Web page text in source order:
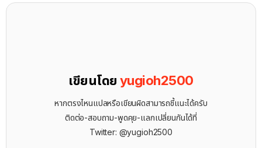
เขียนโดยyugioh2500
หากตรงไหนแปลหรือเขียนผิดสามารถชี้แนะได้ครับ
ติดต่อ-สอบถาม-พูดคุย-แลกเปลี่ยนกันได้ที่
Twitter: @yugioh2500